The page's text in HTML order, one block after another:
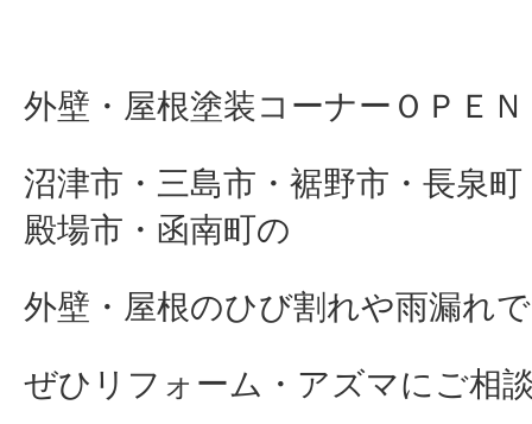
外壁・屋根塗装コーナーＯＰＥ
沼津市・三島市・裾野市・長泉
殿場市・函南町の
外壁・屋根のひび割れや雨漏れ
ぜひリフォーム・アズマにご相